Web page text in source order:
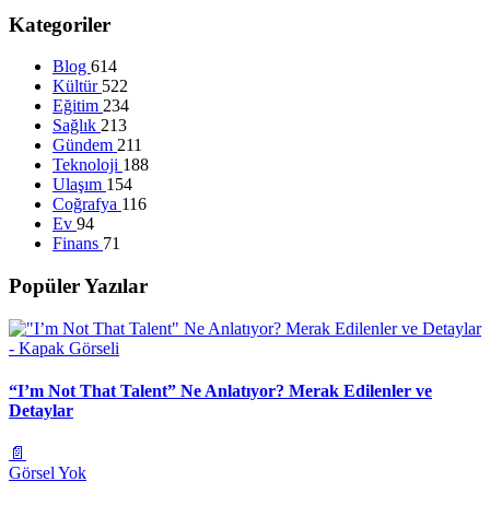
Kategoriler
Blog 614
Kültür 522
Eğitim 234
Sağlık 213
Gündem 211
Teknoloji 188
Ulaşım 154
Coğrafya 116
Ev 94
Finans 71
Popüler Yazılar
“I’m Not That Talent” Ne Anlatıyor? Merak Edilenler ve
Detaylar
📄
Görsel Yok